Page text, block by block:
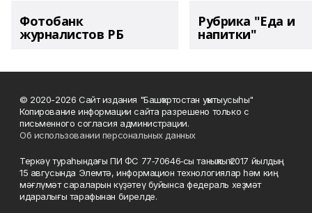
Фотобанк
журналистов РБ
Рубрика "Еда и
напитки"
© 2020-2026 Сайт издания "Башҡортостан уҡытыусыһы"
Копирование информации сайта разрешено только с
письменного согласия администрации.
Об использовании персональных данных
Теркәү тураһындағы ПИ ФС 77‑70646‑сы таныҡлыҡ 2017 йылдың
15 авгусында Элемтә, информацион технологиялар һәм киң
мәғлүмәт сараларын күҙәтеү буйынса федераль хеҙмәт
идаралығы тарафынан бирелде.